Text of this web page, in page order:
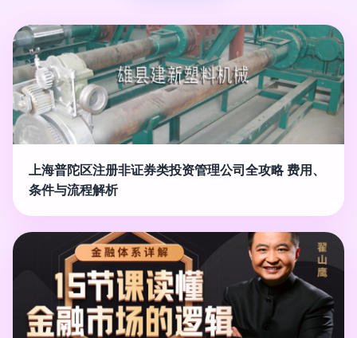
上海普陀区注册非证券类投资管理公司全攻略 费用、
条件与流程解析